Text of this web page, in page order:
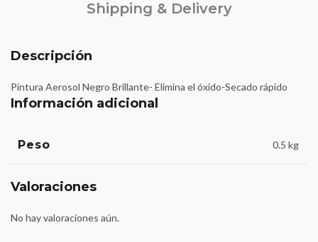
Shipping & Delivery
Descripción
Pintura Aerosol Negro Brillante- Elimina el óxido-Secado rápido
Información adicional
Peso 0.5 kg
Valoraciones
No hay valoraciones aún.